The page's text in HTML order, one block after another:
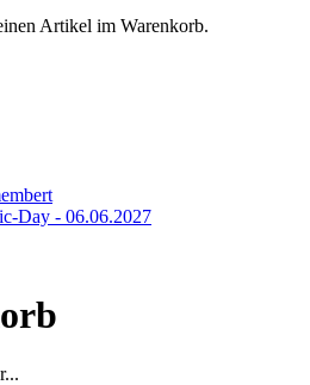
Artikel im Warenkorb.
Day - 06.06.2027